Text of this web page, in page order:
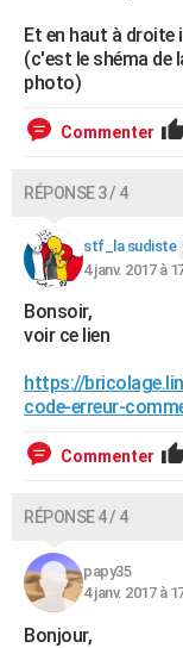
Et en haut à droite
(c'est le shéma de
photo)
Commenter
RÉPONSE 3 / 4
stf_la sudiste
4 janv. 2017 à
Bonsoir,
voir ce lien
https://
code-erreur-
Commenter
RÉPONSE 4 / 4
papy35
4 janv. 2017 à
Bonjour,